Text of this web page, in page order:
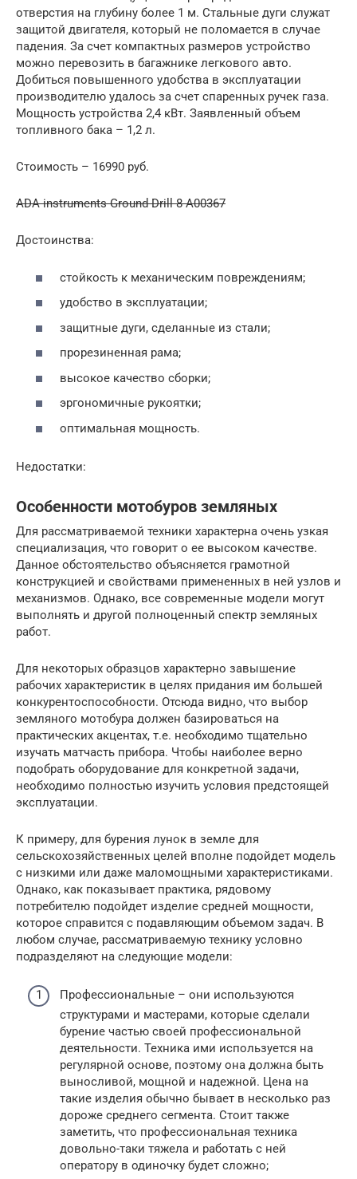
отверстия на глубину более 1 м. Стальные дуги служат
защитой двигателя, который не поломается в случае
падения. За счет компактных размеров устройство
можно перевозить в багажнике легкового авто.
Добиться повышенного удобства в эксплуатации
производителю удалось за счет спаренных ручек газа.
Мощность устройства 2,4 кВт. Заявленный объем
топливного бака – 1,2 л.
Стоимость – 16990 руб.
ADA instruments Ground Drill 8 A00367
Достоинства:
стойкость к механическим повреждениям;
удобство в эксплуатации;
защитные дуги, сделанные из стали;
прорезиненная рама;
высокое качество сборки;
эргономичные рукоятки;
оптимальная мощность.
Недостатки:
Особенности мотобуров земляных
Для рассматриваемой техники характерна очень узкая
специализация, что говорит о ее высоком качестве.
Данное обстоятельство объясняется грамотной
конструкцией и свойствами примененных в ней узлов и
механизмов. Однако, все современные модели могут
выполнять и другой полноценный спектр земляных
работ.
Для некоторых образцов характерно завышение
рабочих характеристик в целях придания им большей
конкурентоспособности. Отсюда видно, что выбор
земляного мотобура должен базироваться на
практических акцентах, т.е. необходимо тщательно
изучать матчасть прибора. Чтобы наиболее верно
подобрать оборудование для конкретной задачи,
необходимо полностью изучить условия предстоящей
эксплуатации.
К примеру, для бурения лунок в земле для
сельскохозяйственных целей вполне подойдет модель
с низкими или даже маломощными характеристиками.
Однако, как показывает практика, рядовому
потребителю подойдет изделие средней мощности,
которое справится с подавляющим объемом задач. В
любом случае, рассматриваемую технику условно
подразделяют на следующие модели:
Профессиональные – они используются
структурами и мастерами, которые сделали
бурение частью своей профессиональной
деятельности. Техника ими используется на
регулярной основе, поэтому она должна быть
выносливой, мощной и надежной. Цена на
такие изделия обычно бывает в несколько раз
дороже среднего сегмента. Стоит также
заметить, что профессиональная техника
довольно-таки тяжела и работать с ней
оператору в одиночку будет сложно;